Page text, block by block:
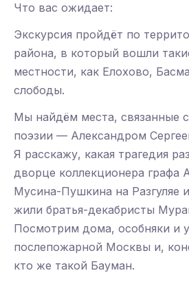
Что вас ожидает:
Экскурсия пройдёт по
района, в который вошли
местности, как Елохово,
слободы.
Мы найдём места, связанные
поэзии — Александром
Я расскажу, какая трагедия
дворце коллекционера графа
Мусина-Пушкина на Разгуляе
жили братья-декабристы
Посмотрим дома, особняки и
послепожарной Москвы и,
кто же такой Бауман.